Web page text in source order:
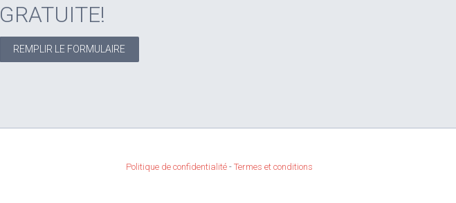
GRATUITE!
REMPLIR LE FORMULAIRE
Politique de confidentialité - Termes et conditions